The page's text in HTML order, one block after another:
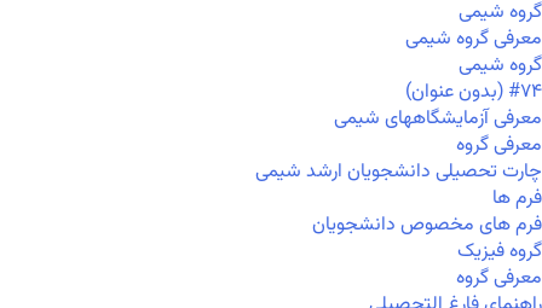
گروه شیمی
معرفی گروه شیمی
گروه شیمی
#۷۴ (بدون عنوان)
معرفی آزمایشگاههای شیمی
معرفی گروه
چارت تحصیلی دانشجویان ارشد شیمی
فرم ها
فرم های مخصوص دانشجویان
گروه فیزیک
معرفی گروه